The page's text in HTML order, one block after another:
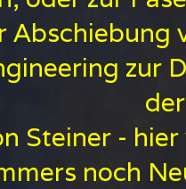
Abschiebung
zur
Steiner -
noch